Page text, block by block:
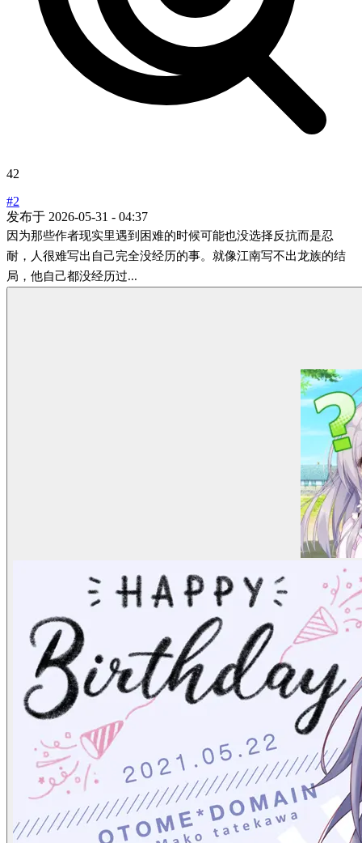
42
#2
发布于 2026-05-31 - 04:37
因为那些作者现实里遇到困难的时候可能也没选择反抗而是忍
耐，人很难写出自己完全没经历的事。就像江南写不出龙族的结
局，他自己都没经历过...